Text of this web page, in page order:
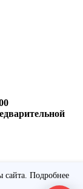
сайта. Подробнее